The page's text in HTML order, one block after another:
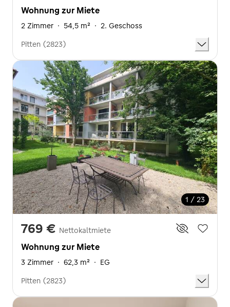
Wohnung zur Miete
2 Zimmer · 54,5 m² · 2. Geschoss
Pitten (2823)
1 / 23
769 € Nettokaltmiete
Wohnung zur Miete
3 Zimmer · 62,3 m² · EG
Pitten (2823)